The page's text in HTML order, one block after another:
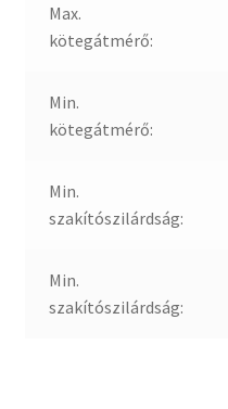
Max.
kötegátmérő:
Min.
kötegátmérő:
Min.
szakítószilárdság:
Min.
szakítószilárdság: